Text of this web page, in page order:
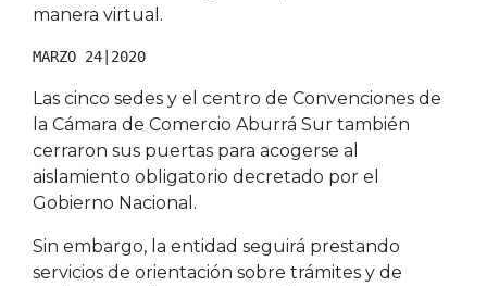
manera virtual.
MARZO 24|2020
Las cinco sedes y el centro de Convenciones de
la Cámara de Comercio Aburrá Sur también
cerraron sus puertas para acogerse al
aislamiento obligatorio decretado por el
Gobierno Nacional.
Sin embargo, la entidad seguirá prestando
servicios de orientación sobre trámites y de